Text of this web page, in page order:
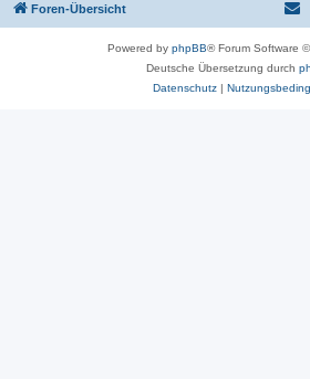
Foren-Übersicht
Powered by phpBB® Forum Software
Deutsche Übersetzung durch
Datenschutz|